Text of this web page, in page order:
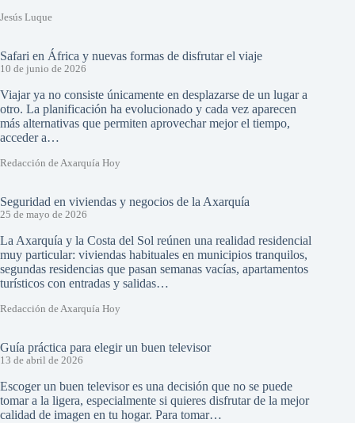
Jesús Luque
Safari en África y nuevas formas de disfrutar el viaje
10 de junio de 2026
Viajar ya no consiste únicamente en desplazarse de un lugar a
otro. La planificación ha evolucionado y cada vez aparecen
más alternativas que permiten aprovechar mejor el tiempo,
acceder a…
Redacción de Axarquía Hoy
Seguridad en viviendas y negocios de la Axarquía
25 de mayo de 2026
La Axarquía y la Costa del Sol reúnen una realidad residencial
muy particular: viviendas habituales en municipios tranquilos,
segundas residencias que pasan semanas vacías, apartamentos
turísticos con entradas y salidas…
Redacción de Axarquía Hoy
Guía práctica para elegir un buen televisor
13 de abril de 2026
Escoger un buen televisor es una decisión que no se puede
tomar a la ligera, especialmente si quieres disfrutar de la mejor
calidad de imagen en tu hogar. Para tomar…